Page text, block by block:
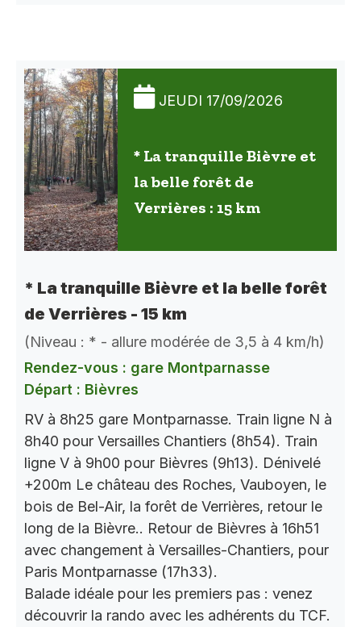
JEUDI 17/09/2026
* La tranquille Bièvre et
la belle forêt de
Verrières : 15 km
* La tranquille Bièvre et la belle forêt
de Verrières - 15 km
(Niveau : * - allure modérée de 3,5 à 4 km/h)
Rendez-vous : gare Montparnasse
Départ : Bièvres
RV à 8h25 gare Montparnasse. Train ligne N à
8h40 pour Versailles Chantiers (8h54). Train
ligne V à 9h00 pour Bièvres (9h13). Dénivelé
+200m Le château des Roches, Vauboyen, le
bois de Bel-Air, la forêt de Verrières, retour le
long de la Bièvre.. Retour de Bièvres à 16h51
avec changement à Versailles-Chantiers, pour
Paris Montparnasse (17h33).
Balade idéale pour les premiers pas : venez
découvrir la rando avec les adhérents du TCF.